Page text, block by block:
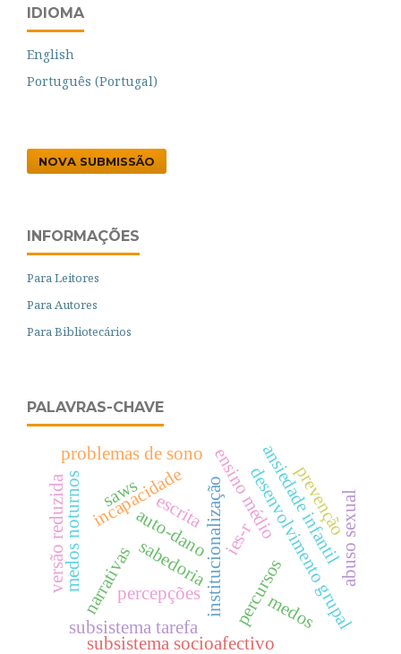
IDIOMA
English
Português (Portugal)
NOVA SUBMISSÃO
INFORMAÇÕES
Para Leitores
Para Autores
Para Bibliotecários
PALAVRAS-CHAVE
ensino médio
auto-danoinstitucionalização percursos
percepções
narrativas desenvolvimento grupal
subsistema tarefa
subsistema socioafectivo
sabedoria
saws
incapacidade ansiedade infantil
escrita
medos
medos noturnos
problemas de sono
versão reduzida ies-r prevençãoabuso sexual